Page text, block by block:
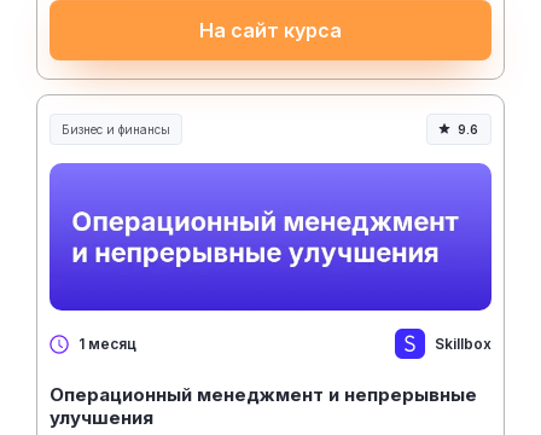
На сайт курса
Бизнес и финансы 9.6
1 месяц Skillbox
Операционный менеджмент и непрерывные
улучшения